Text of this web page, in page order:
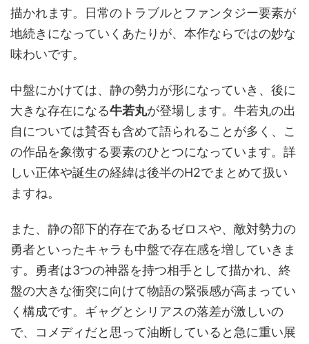
描かれます。日常のトラブルとファンタジー要素が
地続きになっていくあたりが、本作ならではの妙な
味わいです。
中盤にかけては、静の勢力が形になっていき、後に
大きな存在になる牛若丸が登場します。牛若丸の出
自については賛否も含めて語られることが多く、こ
の作品を象徴する要素のひとつになっています。詳
しい正体や誕生の経緯は後半のH2でまとめて扱い
ますね。
また、静の部下的存在であるゼロスや、敵対勢力の
勇者といったキャラも中盤で存在感を増していきま
す。勇者は3つの神器を持つ相手として描かれ、終
盤の大きな衝突に向けて物語の緊張感が高まってい
く構成です。ギャグとシリアスの落差が激しいの
で、コメディだと思って油断していると急に重い展